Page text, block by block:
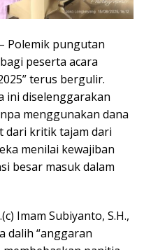
Polemik pungutan
peserta acara
terus bergulir.
ini diselenggarakan
menggunakan dana
dari kritik tajam dari
menilai kewajiban
besar masuk dalam
Imam Subiyanto, S.H.,
dalih “anggaran